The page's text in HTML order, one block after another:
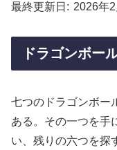
最終更新日 2026年2
ドラゴンボー
七つのドラゴンボー
ある。その一つを手
い、残りの六つを探